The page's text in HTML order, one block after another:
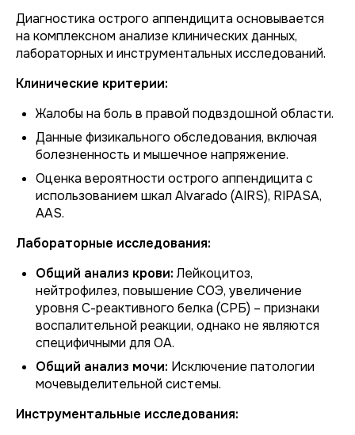
Диагностика острого аппендицита основывается
на комплексном анализе клинических данных,
лабораторных и инструментальных исследований.
Клинические критерии:
Жалобы на боль в правой подвздошной области.
Данные физикального обследования, включая
болезненность и мышечное напряжение.
Оценка вероятности острого аппендицита с
использованием шкал Alvarado (AIRS), RIPASA,
AAS.
Лабораторные исследования:
Общий анализ крови:Лейкоцитоз,
нейтрофилез, повышение СОЭ, увеличение
уровня С-реактивного белка (СРБ) – признаки
воспалительной реакции, однако не являются
специфичными для ОА.
Общий анализ мочи: Исключение патологии
мочевыделительной системы.
Инструментальные исследования: